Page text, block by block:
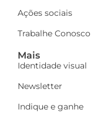
Ações sociais
Trabalhe Conosco
Mais
Identidade visual
Newsletter
Indique e ganhe